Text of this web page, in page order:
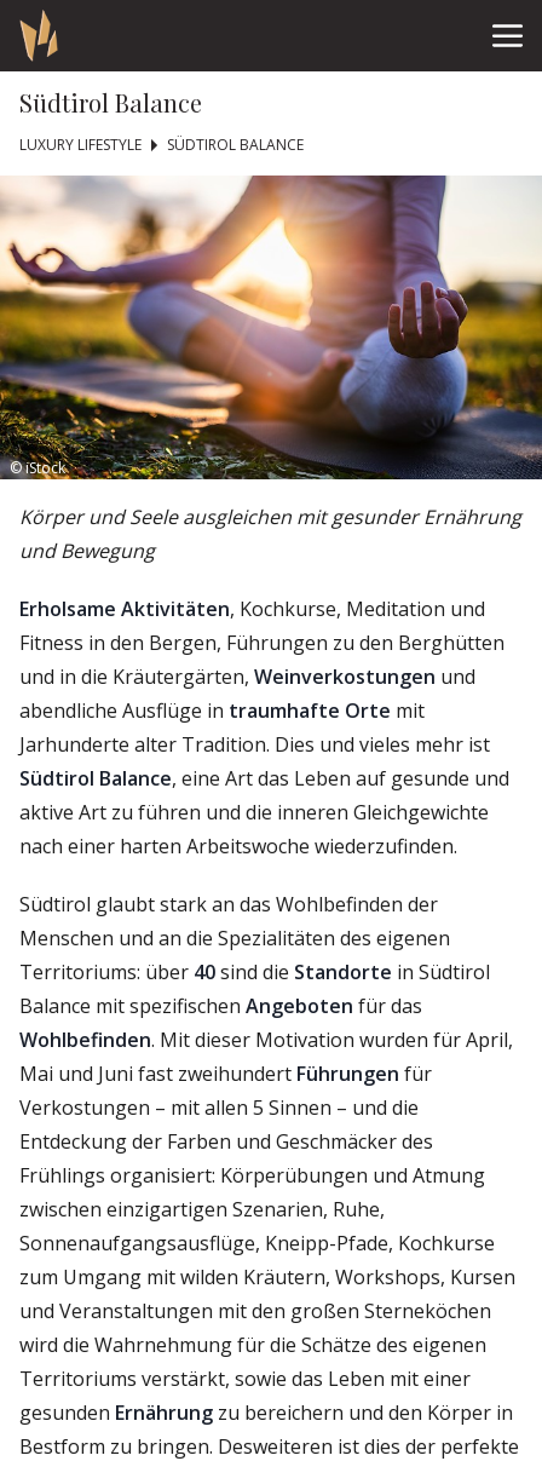
Südtirol Balance
LUXURY LIFESTYLE SÜDTIROL BALANCE
© iStock
Körper und Seele ausgleichen mit gesunder Ernährung
und Bewegung
Erholsame Aktivitäten, Kochkurse, Meditation und
Fitness in den Bergen, Führungen zu den Berghütten
und in die Kräutergärten, Weinverkostungen und
abendliche Ausflüge in traumhafte Orte mit
Jarhunderte alter Tradition. Dies und vieles mehr ist
Südtirol Balance, eine Art das Leben auf gesunde und
aktive Art zu führen und die inneren Gleichgewichte
nach einer harten Arbeitswoche wiederzufinden.
Südtirol glaubt stark an das Wohlbefinden der
Menschen und an die Spezialitäten des eigenen
Territoriums: über 40sind die Standorte in Südtirol
Balance mit spezifischen Angeboten für das
Wohlbefinden. Mit dieser Motivation wurden für April,
Mai und Juni fast zweihundert Führungen für
Verkostungen – mit allen 5 Sinnen – und die
Entdeckung der Farben und Geschmäcker des
Frühlings organisiert: Körperübungen und Atmung
zwischen einzigartigen Szenarien, Ruhe,
Sonnenaufgangsausflüge, Kneipp-Pfade, Kochkurse
zum Umgang mit wilden Kräutern, Workshops, Kursen
und Veranstaltungen mit den großen Sterneköchen
wird die Wahrnehmung für die Schätze des eigenen
Territoriums verstärkt, sowie das Leben mit einer
gesunden Ernährung zu bereichern und den Körper in
Bestform zu bringen. Desweiteren ist dies der perfekte